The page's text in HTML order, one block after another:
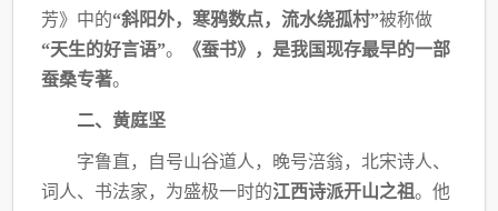
芳》中的“斜阳外，寒鸦数点，流水绕孤村”被称做
“天生的好言语”。
《蚕书》，是我国现存最早的一部
蚕桑专著。
二、黄庭坚
字鲁直，自号山谷道人，晚号涪翁，北宋诗人、
词人、书法家，为盛极一时的江西诗派开山之祖。他